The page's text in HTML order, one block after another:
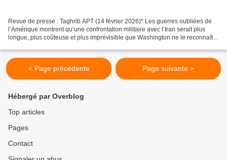
Revue de presse : Taghrib APT (14 février 2026)* Les guerres oubliées de
l’Amérique montrent qu’une confrontation militaire avec l’Iran serait plus
longue, plus coûteuse et plus imprévisible que Washington ne le reconnaît.
< Page précédente Page suivante >
Hébergé par Overblog
Top articles
Pages
Contact